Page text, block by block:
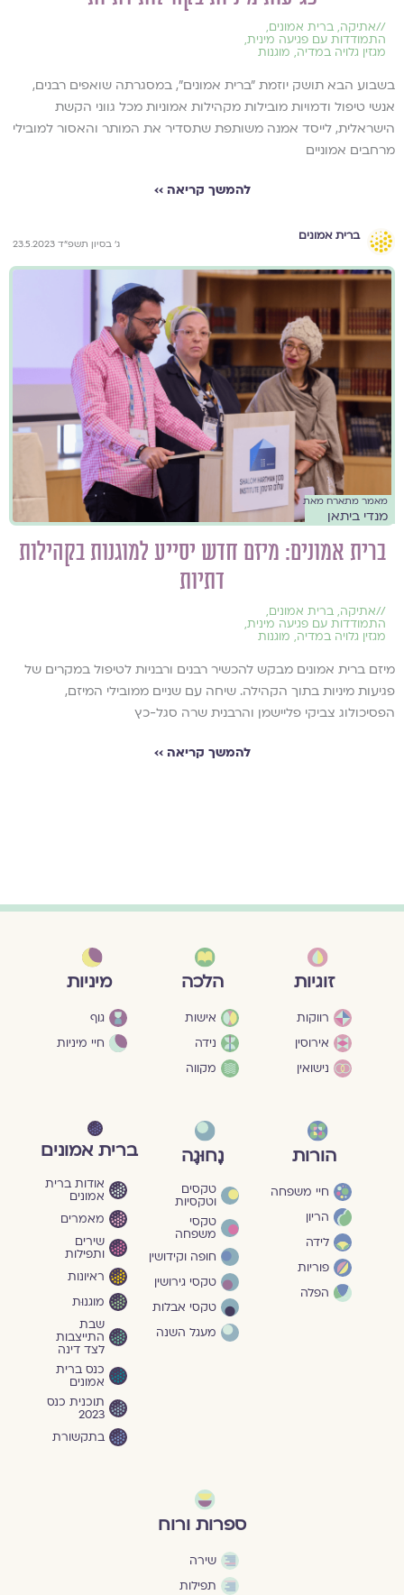
//אתיקה, ברית אמונים,
התמודדות עם פגיעה מינית,
מגזין גלויה במדיה, מוגנות
בשבוע הבא תושק יוזמת "ברית אמונים", במסגרתה שואפים רבנים,
אנשי טיפול ודמויות מובילות מקהילות אמוניות מכל גווני הקשת
הישראלית, לייסד אמנה משותפת שתסדיר את המותר והאסור למובילי
מרחבים אמוניים
להמשך קריאה ››
ברית אמונים
ג׳ בסיון תשפ״ד 23.5.2023
מאמר מתארח מאת
מנדי ביתאן
ברית אמונים: מיזם חדש יסייע למוגנות בקהילות
דתיות
//אתיקה, ברית אמונים,
התמודדות עם פגיעה מינית,
מגזין גלויה במדיה, מוגנות
מיזם ברית אמונים מבקש להכשיר רבנים ורבניות לטיפול במקרים של
פגיעות מיניות בתוך הקהילה. שיחה עם שניים ממובילי המיזם,
הפסיכולוג צביקי פליישמן והרבנית שרה סגל-כץ
להמשך קריאה ››
זוגיות
רווקות
אירוסין
נישואין
הלכה
אישות
נידה
מקווה
מיניות
גוף
חיי מיניות
הורות
חיי משפחה
הריון
לידה
פוריות
הפלה
נָחוּגָה
טקסים
וטקסיות
טקסי
משפחה
חופה וקידושין
טקסי גירושין
טקסי אבלות
מעגל השנה
ברית אמונים
אודות ברית
אמונים
מאמרים
שירים
ותפילות
ראיונות
מוגנוּת
שבת
התייצבות
לצד דינה
כנס ברית
אמונים
תוכנית כנס
2023
בתקשורת
ספרות ורוח
שירה
תפילות